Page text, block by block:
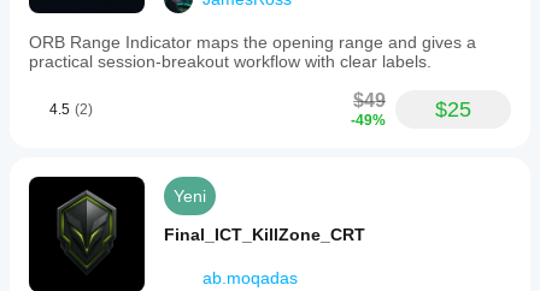
"Sonunda, tüm çiftlerimde mükemmel çalışan tek bir
Çoklu çift ticareti için oyunun kurallarını değiştiren!"
ORB Range Indicator maps the opening range and gives a
practical session-breakout workflow with clear labels.
4.5 (2) $49
-49% $25
Yeni
Final_ICT_KillZone_CRT
ab.moqadas